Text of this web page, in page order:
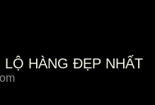
HÀNG ĐẸP NHẤT